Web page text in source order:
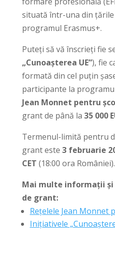
situată într-una din
programul Erasmus+.
Puteți să vă înscrieți fie
„Cunoașterea UE”), fie
formată din cel puțin
participante la
Jean Monnet pentru
grant de până la 35 000
Termenul-limită pentru
grant este 3 februarie
CET (18:00 ora României).
Mai multe informații
de grant:
Rețelele Jean Monnet
Inițiativele